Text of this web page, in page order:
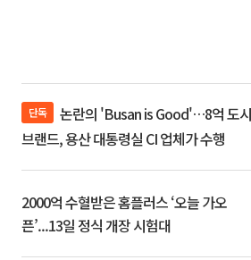
단독
브랜드, 용산 대통령실 CI 업체가 수행
2000억 수혈받은 홈플러스 ‘오늘 가오
픈’...13일 정식 개장 시험대